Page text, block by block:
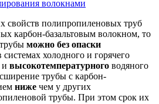
волокнами
свойств полипропиленовых труб
карбон-базальтовым волокном, то
можно без опаски
системах холодного и горячего
и высокотемпературного водяного
трубы с карбон-
ниже чем у других
трубы. При этом срок их